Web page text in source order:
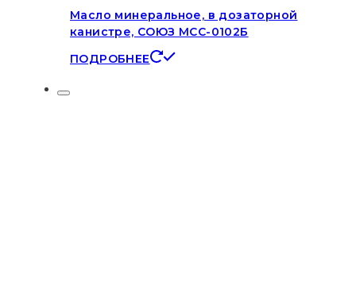
Масло минеральное, в дозаторной
канистре, СОЮЗ МСС-0102Б
ПОДРОБНЕЕ